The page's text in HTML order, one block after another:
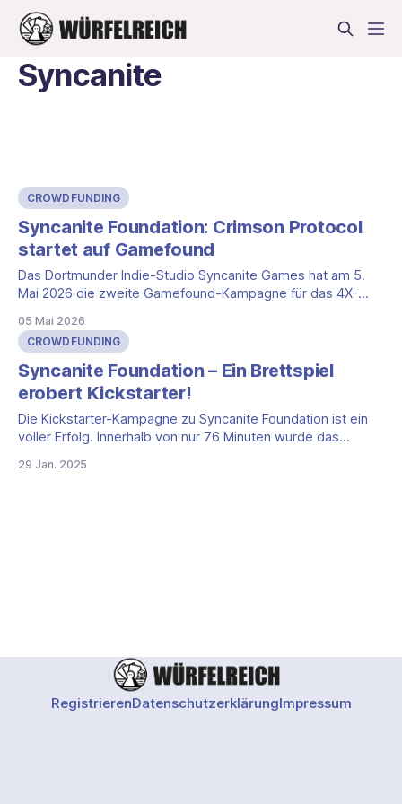
Syncanite
CROWDFUNDING
Syncanite Foundation: Crimson Protocol
startet auf Gamefound
Das Dortmunder Indie-Studio Syncanite Games hat am 5.
Mai 2026 die zweite Gamefound-Kampagne für das 4X-
steht die Erweiterung Crimson Protocol, ergänzt um einen
Reprint des Grundspiels für alle, die die erste Kampagne
verpasst haben. Das Finanzierungsziel liegt bei 20.000 Euro,
05 Mai 2026
CROWDFUNDING
Syncanite Foundation – Ein Brettspiel
erobert Kickstarter!
Die Kickstarter-Kampagne zu Syncanite Foundation ist ein
voller Erfolg. Innerhalb von nur 76 Minuten wurde das
bereits zu 223% finanziert. Die ersten Stretch Goals wurden
29 Jan. 2025
RegistrierenDatenschutzerklärungImpressum